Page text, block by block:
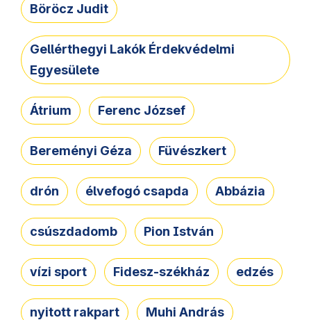
Böröcz Judit
Gellérthegyi Lakók Érdekvédelmi
Egyesülete
Átrium Ferenc József
Bereményi Géza Füvészkert
drón élvefogó csapda Abbázia
csúszdadomb Pion István
vízi sport Fidesz-székház edzés
nyitott rakpart Muhi András